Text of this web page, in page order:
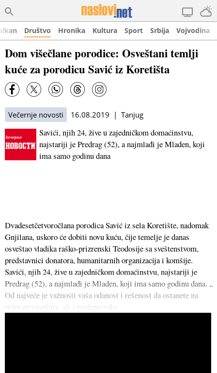
Društvo Hronika Kultura Sport Srbija Vojvodina
Dom višečlane porodice: Osveštani temlji
kuće za porodicu Savić iz Koretišta
Večernje novosti 16.08.2019 | Tanjug
Savići, njih 24, žive u zajedničkom domaćinstvu,
najstariji je Predrag (52), a najmlađi je Mladen, koji
ima samo godinu dana
Dvadesetčetvoročlana porodica Savić iz sela Koretište, nadomak
Gnjilana, uskoro će dobiti novu kuću, čije temelje je danas
osveštao vladika raško-prizrenski Teodosije sa sveštenstvom,
predstavnici donatora, humanitarnih organizacija i komšije.
Savići, njih 24, žive u zajedničkom domaćinstvu, najstariji je
Predrag (52), a najmlađi je Mladen, koji ima samo godinu dana. „
Od najveće je važnosti vaša odanost i rešenost da ostanete na
ovim prostorima, ali i pružena ruka